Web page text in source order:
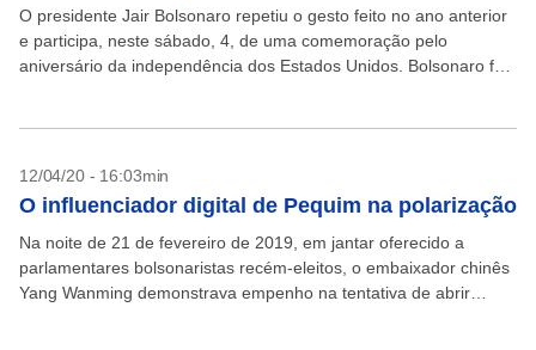
O presidente Jair Bolsonaro repetiu o gesto feito no ano anterior
e participa, neste sábado, 4, de uma comemoração pelo
aniversário da independência dos Estados Unidos. Bolsonaro foi
12/04/20 - 16:03min
O influenciador digital de Pequim na polarização
Na noite de 21 de fevereiro de 2019, em jantar oferecido a
parlamentares bolsonaristas recém-eleitos, o embaixador chinês
Yang Wanming demonstrava empenho na tentativa de abrir